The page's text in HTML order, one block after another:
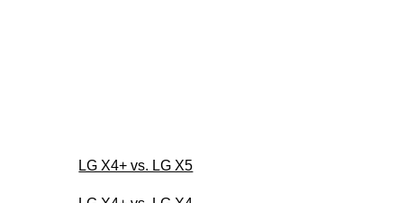
LG X4+ vs. LG X5